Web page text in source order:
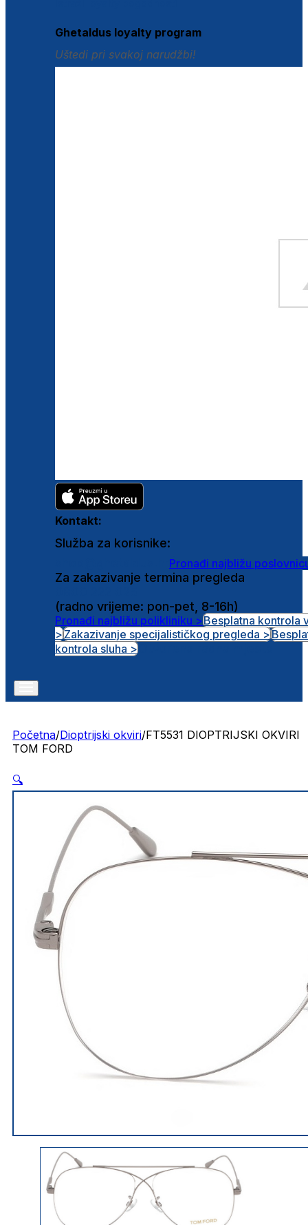
Ghetaldus loyalty program
Uštedi pri svakoj narudžbi!
Kontakt:
Služba za korisnike:
Pronađi najbližu
Za zakazivanje termina pregleda
(radno vrijeme: pon-pet, 8-16h)
Pronađi najbližu polikliniku >Besplatna kontrola
>Zakazivanje specijalističkog pregleda >
kontrola sluha >
Početna/Dioptrijski okviri/FT5531 DIOPTRIJSKI OKVIRI
TOM FORD
🔍